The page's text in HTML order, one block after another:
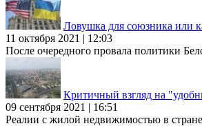
Ловушка для союзника или
11 октября 2021 | 12:03
После очередного провала политики
Критичный взгляд на
09 сентября 2021 | 16:51
Реалии с жилой недвижимостью в